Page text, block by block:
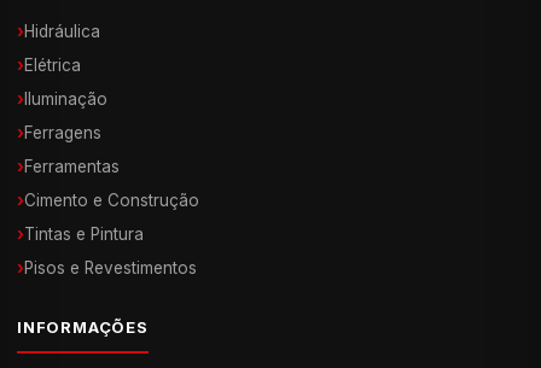
›Hidráulica
›Elétrica
› Iluminação
›Ferragens
›Ferramentas
›Cimento e Construção
›Tintas e Pintura
›Pisos e Revestimentos
INFORMAÇÕES